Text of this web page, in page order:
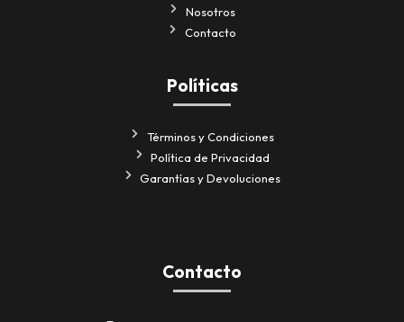
Nosotros
Contacto
Políticas
Términos y Condiciones
Política de Privacidad
Garantías y Devoluciones
Contacto